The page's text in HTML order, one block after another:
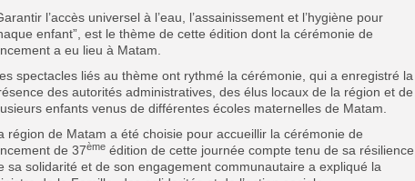
l’accès universel à l’eau, l’assainissement et l’hygiène pour
enfant”, est le thème de cette édition dont la cérémonie de
a eu lieu à Matam.
spectacles liés au thème ont rythmé la cérémonie, qui a enregistré la
des autorités administratives, des élus locaux de la région et de
enfants venus de différentes écoles maternelles de Matam.
région de Matam a été choisie pour accueillir la cérémonie de
de 37ème édition de cette journée compte tenu de sa résilience,
sa solidarité et de son engagement communautaire a expliqué la